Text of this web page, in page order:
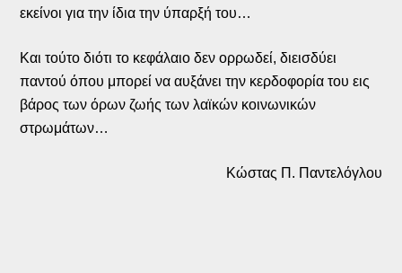
εκείνοι για την ίδια την ύπαρξή του…
Και τούτο διότι το κεφάλαιο δεν ορρωδεί, διεισδύει
παντού όπου μπορεί να αυξάνει την κερδοφορία του εις
βάρος των όρων ζωής των λαϊκών κοινωνικών
στρωμάτων…
Κώστας Π. Παντελόγλου